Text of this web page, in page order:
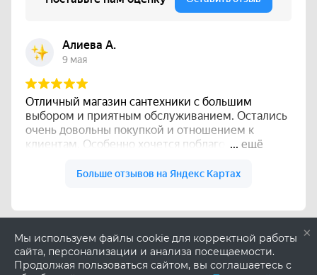
×
Мы используем файлы cookie для корректной работы
сайта, персонализации и анализа посещаемости.
Продолжая пользоваться сайтом, вы соглашаетесь с